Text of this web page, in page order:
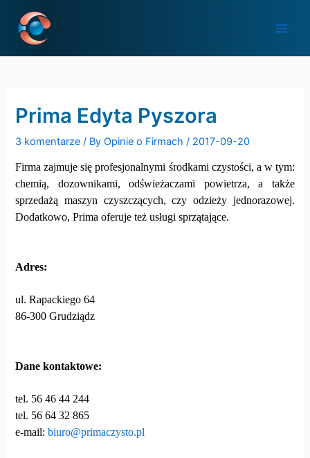
content
Prima Edyta Pyszora
3 komentarze / ByOpinie o Firmach/ 2017-09-20
Firma zajmuje się profesjonalnymi środkami czystości, a w tym:
chemią, dozownikami, odświeżaczami powietrza, a także
sprzedażą maszyn czyszczących, czy odzieży jednorazowej.
Dodatkowo, Prima oferuje też usługi sprzątające.
Adres:
ul. Rapackiego 64
86-300 Grudziądz
Dane kontaktowe:
tel. 56 46 44 244
tel. 56 64 32 865
e-mail:biuro@primaczysto.pl
navigation